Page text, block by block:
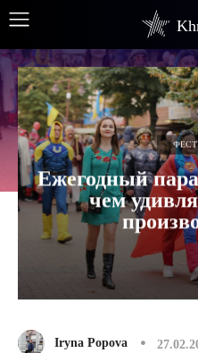
Ежегодный
чем
Iryna Popova